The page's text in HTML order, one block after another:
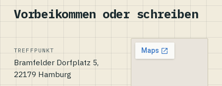
Vorbeikommen oder schreiben
TREFFPUNKT
Bramfelder Dorfplatz 5,
22179 Hamburg